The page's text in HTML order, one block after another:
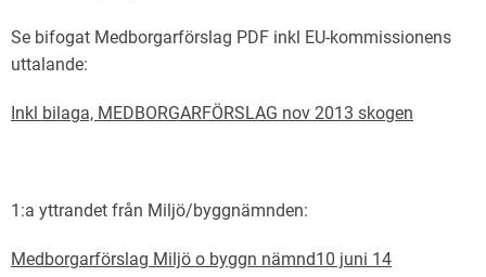
Se bifogat Medborgarförslag PDF inkl EU-kommissionens
uttalande:
Inkl bilaga, MEDBORGARFÖRSLAG nov 2013 skogen
1:a yttrandet från Miljö/byggnämnden:
Medborgarförslag Miljö o byggn nämnd10 juni 14